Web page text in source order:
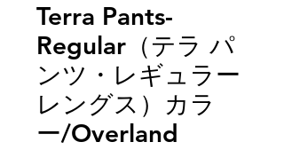
Terra Pants-
Regular（テラ パ
ンツ・レギュラー
レングス）カラ
ー/Overland